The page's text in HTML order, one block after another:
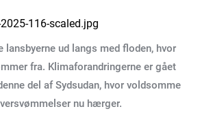
lansbyerne ud langs med floden, hvor
fra. Klimaforandringerne er gået
del af Sydsudan, hvor voldsomme
nu hærger.